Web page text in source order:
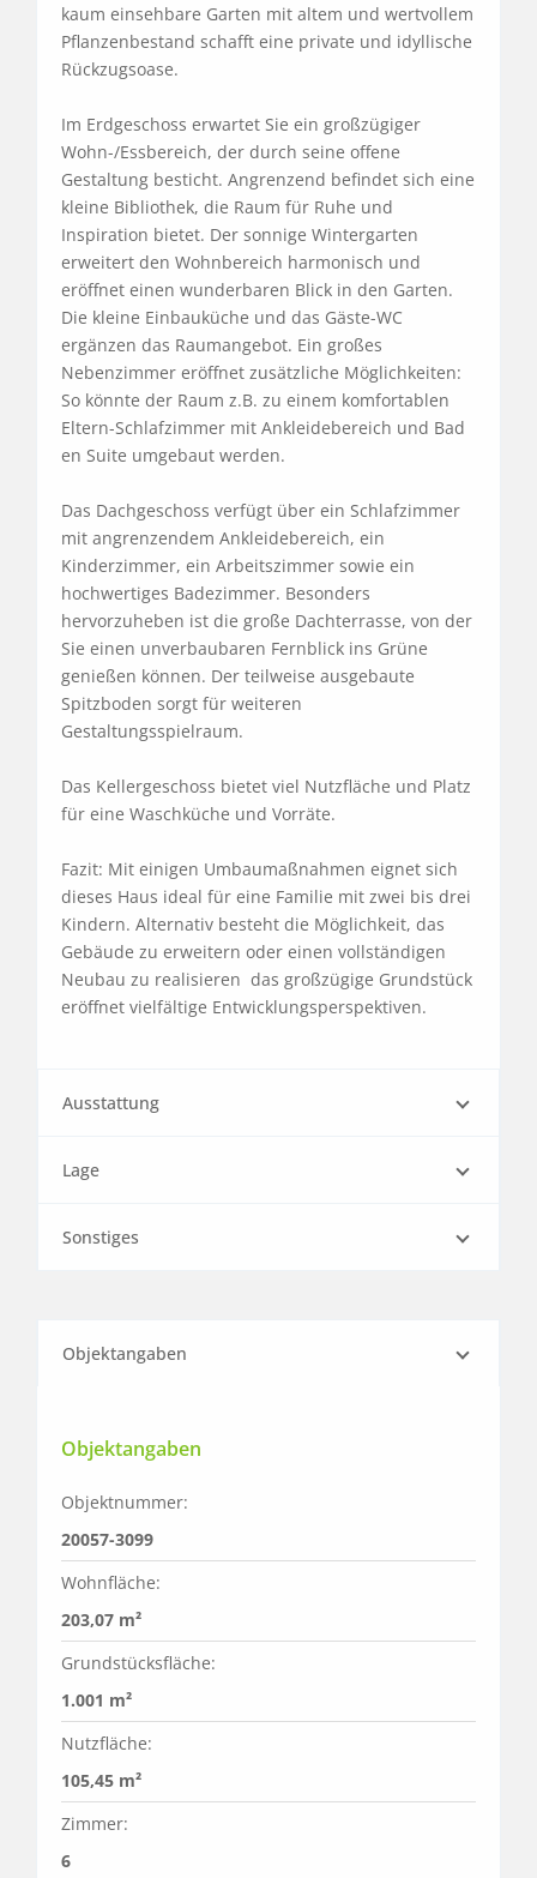
kaum einsehbare Garten mit altem und wertvollem
Pflanzenbestand schafft eine private und idyllische
Rückzugsoase.
Im Erdgeschoss erwartet Sie ein großzügiger
Wohn-/Essbereich, der durch seine offene
Gestaltung besticht. Angrenzend befindet sich eine
kleine Bibliothek, die Raum für Ruhe und
Inspiration bietet. Der sonnige Wintergarten
erweitert den Wohnbereich harmonisch und
eröffnet einen wunderbaren Blick in den Garten.
Die kleine Einbauküche und das Gäste-WC
ergänzen das Raumangebot. Ein großes
Nebenzimmer eröffnet zusätzliche Möglichkeiten:
So könnte der Raum z.B. zu einem komfortablen
Eltern-Schlafzimmer mit Ankleidebereich und Bad
en Suite umgebaut werden.
Das Dachgeschoss verfügt über ein Schlafzimmer
mit angrenzendem Ankleidebereich, ein
Kinderzimmer, ein Arbeitszimmer sowie ein
hochwertiges Badezimmer. Besonders
hervorzuheben ist die große Dachterrasse, von der
Sie einen unverbaubaren Fernblick ins Grüne
genießen können. Der teilweise ausgebaute
Spitzboden sorgt für weiteren
Gestaltungsspielraum.
Das Kellergeschoss bietet viel Nutzfläche und Platz
für eine Waschküche und Vorräte.
Fazit: Mit einigen Umbaumaßnahmen eignet sich
dieses Haus ideal für eine Familie mit zwei bis drei
Kindern. Alternativ besteht die Möglichkeit, das
Gebäude zu erweitern oder einen vollständigen
Neubau zu realisieren  das großzügige Grundstück
eröffnet vielfältige Entwicklungsperspektiven.
Ausstattung
Lage
Sonstiges
Objektangaben
Objektangaben
Objektnummer:
20057-3099
Wohnfläche:
203,07 m²
Grundstücksfläche:
1.001 m²
Nutzfläche:
105,45 m²
Zimmer:
6